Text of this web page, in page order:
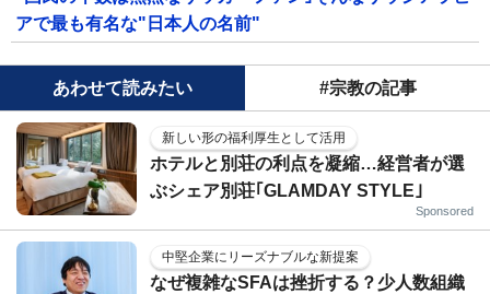
アで最も有名な"日本人の名前"
あわせて読みたい #宗教の記事
新しい形の福利厚生として活用
ホテルと別荘の利点を凝縮…経営者が選
ぶシェア別荘｢GLAMDAY STYLE｣
Sponsored
中堅企業にリーズナブルな新提案
なぜ複雑なSFAは挫折する？少人数組織